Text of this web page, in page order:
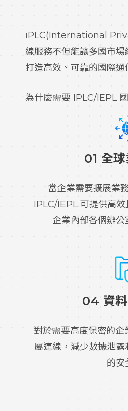
IPLC(International
線服務不但能讓多國市
打造高效、可靠的國際通
為什麼需要 IPLC/IEPL
01 全
當企業需要擴展業
IPLC/IEPL 可提供高
企業內部各個辦公
04 資
對於需要高度保密的
屬連線，減少數據泄
的安